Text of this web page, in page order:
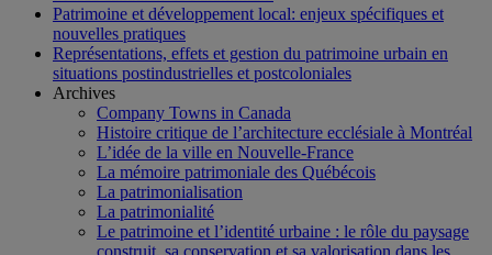
Patrimoine et développement local: enjeux spécifiques et
nouvelles pratiques
Représentations, effets et gestion du patrimoine urbain en
situations postindustrielles et postcoloniales
Archives
Company Towns in Canada
Histoire critique de l’architecture ecclésiale à Montréal
L’idée de la ville en Nouvelle-France
La mémoire patrimoniale des Québécois
La patrimonialisation
La patrimonialité
Le patrimoine et l’identité urbaine : le rôle du paysage
construit, sa conservation et sa valorisation dans les